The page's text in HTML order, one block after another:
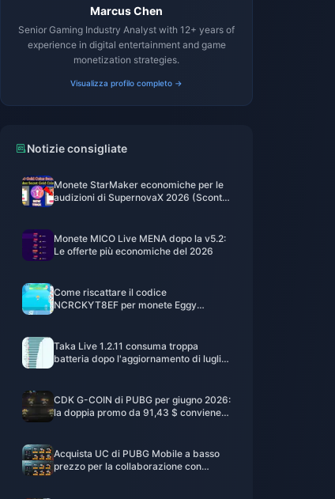
Marcus Chen
Senior Gaming Industry Analyst with 12+ years of
experience in digital entertainment and game
monetization strategies.
Visualizza profilo completo →
Notizie consigliate
Monete StarMaker economiche per le
audizioni di SupernovaX 2026 (Sconto
Monete MICO Live MENA dopo la v5.2:
Le offerte più economiche del 2026
Come riscattare il codice
NCRCKYT8EF per monete Eggy
Taka Live 1.2.11 consuma troppa
batteria dopo l'aggiornamento di luglio
CDK G-COIN di PUBG per giugno 2026:
la doppia promo da 91,43 $ conviene
Acquista UC di PUBG Mobile a basso
prezzo per la collaborazione con